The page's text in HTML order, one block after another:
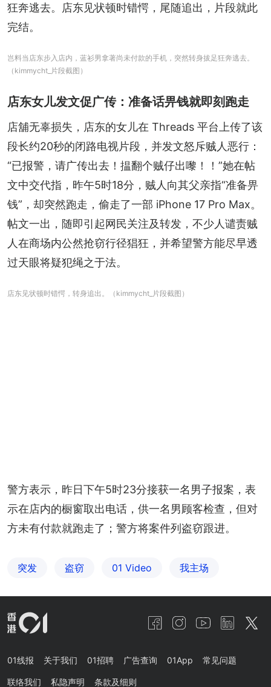
狂奔逃去。店东见状顿时错愕，尾随追出，片段就此
完结。
岂料当店东步入店内，蓝衫男拿著尚未付款的手机，突然转身拔足狂奔逃去。
（kimmycht_片段截图）
店东女儿发文促广传：准备话畀钱就即刻跑走
店舖无辜损失，店东的女儿在 Threads 平台上传了该
段长约20秒的闭路电视片段，并发文怒斥贼人恶行：
“已报警，请广传出去！揾翻个贼仔出嚟！！”她在帖
文中交代指，昨午5时18分，贼人向其父亲指“准备畀
钱”，却突然跑走，偷走了一部 iPhone 17 Pro Max。
帖文一出，随即引起网民关注及转发，不少人谴责贼
人在商场内公然抢窃行径猖狂，并希望警方能尽早透
过天眼将疑犯绳之于法。
店东见状顿时错愕，转身追出。（kimmycht_片段截图）
警方表示，昨日下午5时23分接获一名男子报案，表
示在店内的橱窗取出电话，供一名男顾客检查，但对
方未有付款就跑走了；警方将案件列盗窃跟进。
突发 盗窃 01 Video 我主场
01线报 关于我们 01招聘 广告查询 01App 常见问题
联络我们 私隐声明 条款及细则